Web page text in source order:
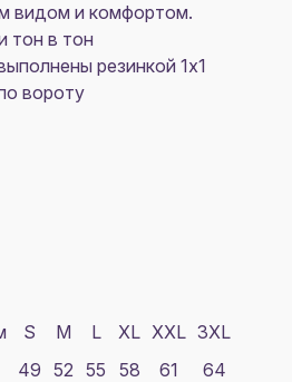
видом и комфортом.
тон в тон
резинкой 1x1
вороту
S M L XL XXL 3XL
49 52 55 58 61
64